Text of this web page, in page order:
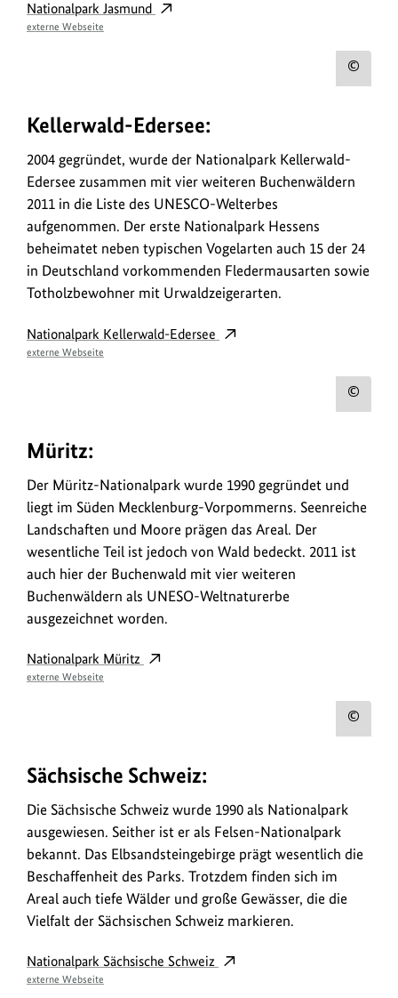
Nationalpark Jasmund
externe Webseite
Kellerwald-Edersee:
2004 gegründet, wurde der Nationalpark Kellerwald-
Edersee zusammen mit vier weiteren Buchenwäldern
2011 in die Liste des UNESCO-Welterbes
aufgenommen. Der erste Nationalpark Hessens
beheimatet neben typischen Vogelarten auch 15 der 24
in Deutschland vorkommenden Fledermausarten sowie
Totholzbewohner mit Urwaldzeigerarten.
Nationalpark Kellerwald-Edersee
externe Webseite
Müritz:
Der Müritz-Nationalpark wurde 1990 gegründet und
liegt im Süden Mecklenburg-Vorpommerns. Seenreiche
Landschaften und Moore prägen das Areal. Der
wesentliche Teil ist jedoch von Wald bedeckt. 2011 ist
auch hier der Buchenwald mit vier weiteren
Buchenwäldern als UNESO-Weltnaturerbe
ausgezeichnet worden.
Nationalpark Müritz
externe Webseite
Sächsische Schweiz:
Die Sächsische Schweiz wurde 1990 als Nationalpark
ausgewiesen. Seither ist er als Felsen-Nationalpark
bekannt. Das Elbsandsteingebirge prägt wesentlich die
Beschaffenheit des Parks. Trotzdem finden sich im
Areal auch tiefe Wälder und große Gewässer, die die
Vielfalt der Sächsischen Schweiz markieren.
Nationalpark Sächsische Schweiz
externe Webseite